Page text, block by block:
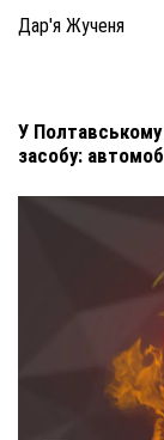
Дар'я Жученя
У
засобу: